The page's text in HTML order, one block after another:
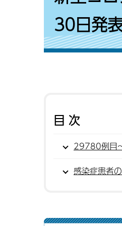
30日発
目次
29780例目
感染症患者